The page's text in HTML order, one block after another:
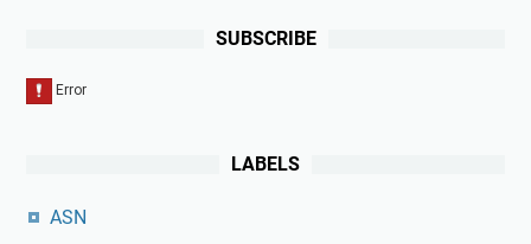
SUBSCRIBE
LABELS
ASN